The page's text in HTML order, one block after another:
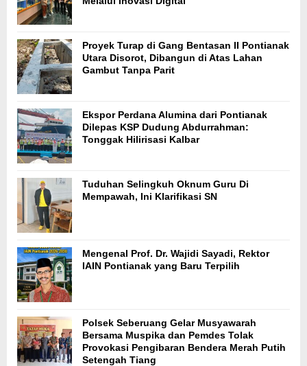
Proyek Turap di Gang Bentasan II Pontianak
Utara Disorot, Dibangun di Atas Lahan
Gambut Tanpa Parit
Ekspor Perdana Alumina dari Pontianak
Dilepas KSP Dudung Abdurrahman:
Tonggak Hilirisasi Kalbar
Tuduhan Selingkuh Oknum Guru Di
Mempawah, Ini Klarifikasi SN
Mengenal Prof. Dr. Wajidi Sayadi, Rektor
IAIN Pontianak yang Baru Terpilih
Polsek Seberuang Gelar Musyawarah
Bersama Muspika dan Pemdes Tolak
Provokasi Pengibaran Bendera Merah Putih
Setengah Tiang